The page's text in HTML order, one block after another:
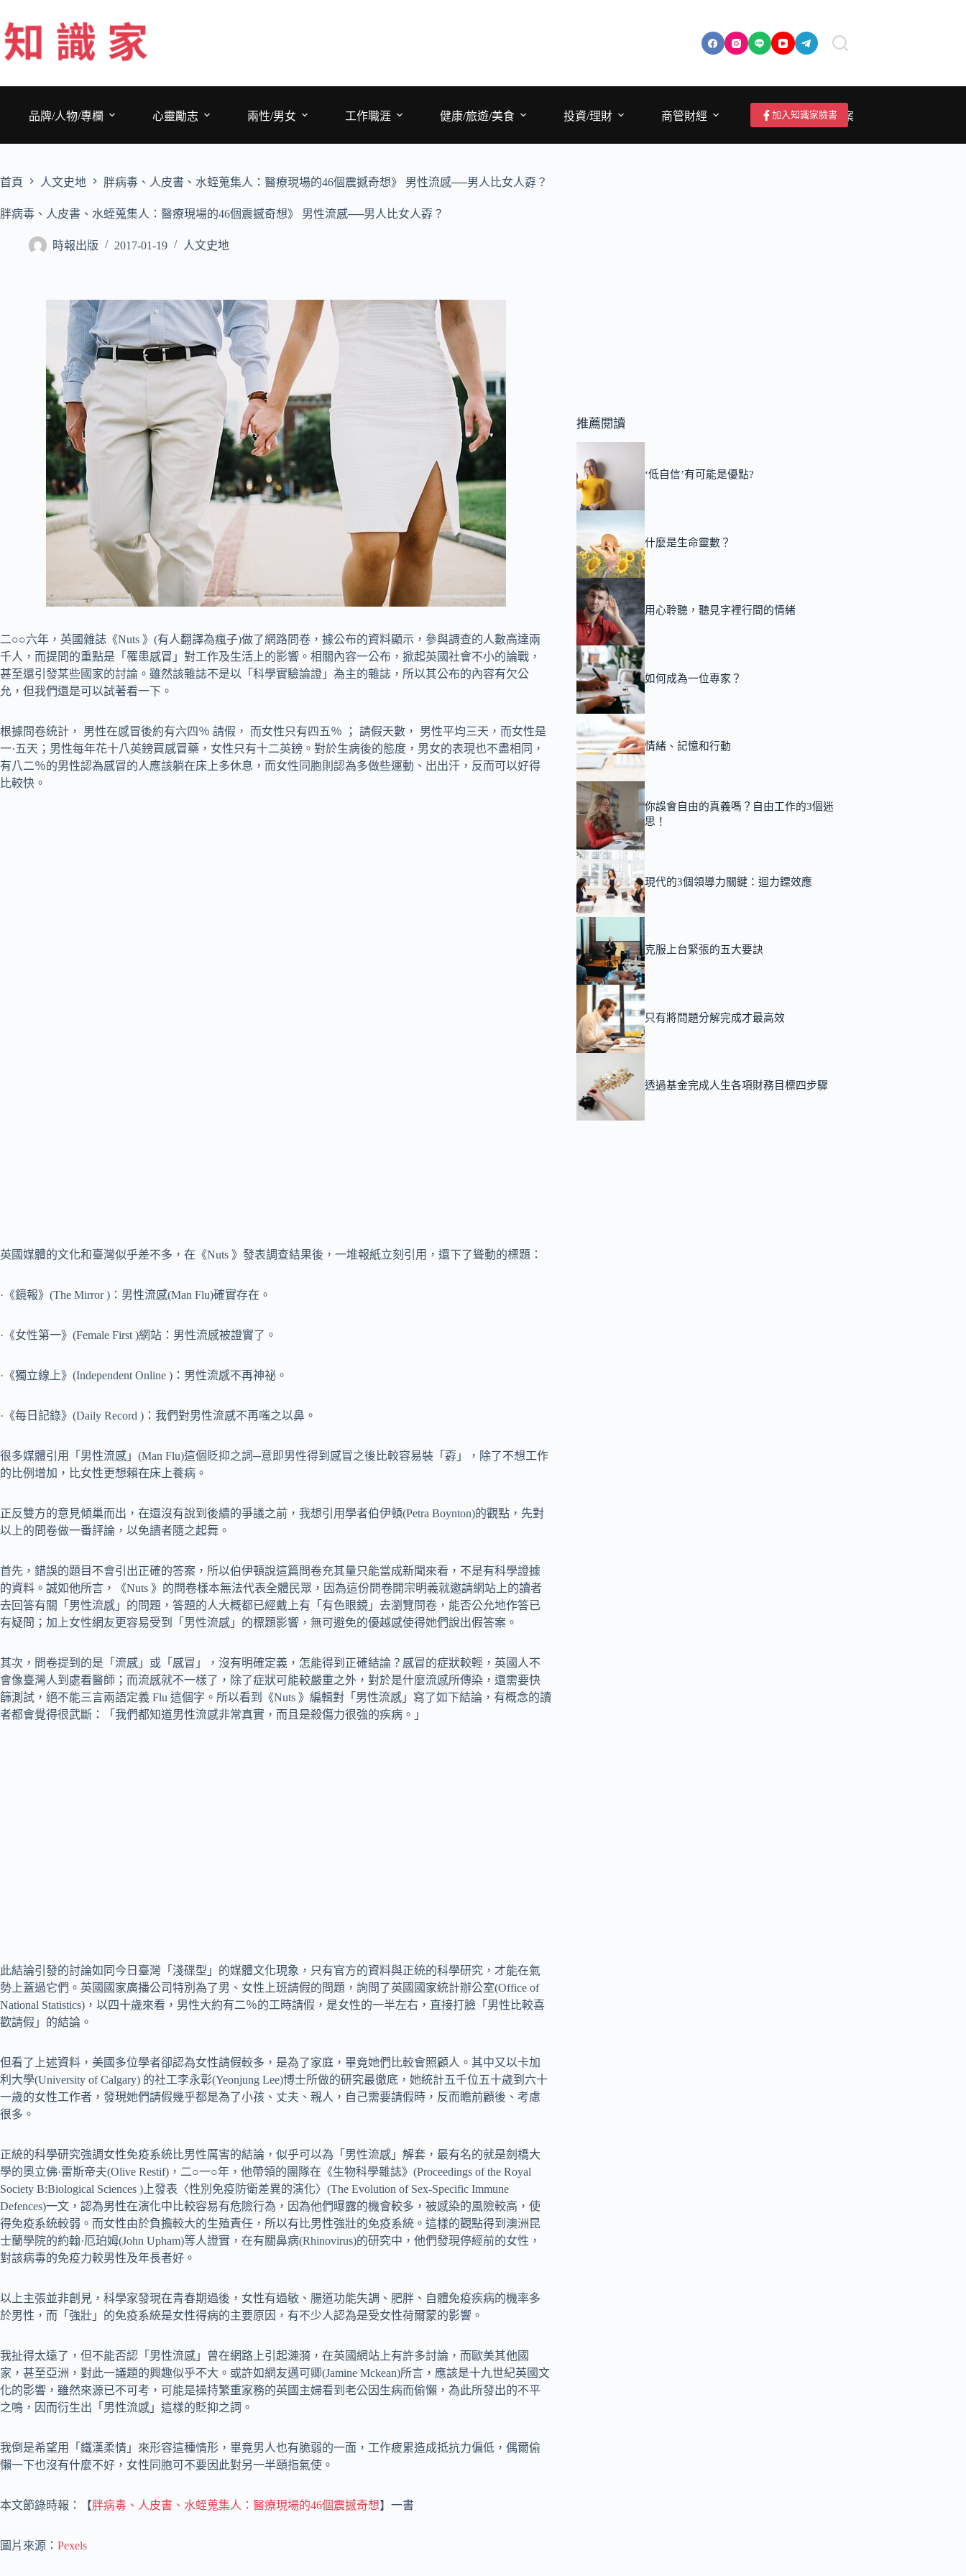
至
主
要
品牌/人物/專欄
心靈勵志 兩性/男女 工作職涯 健康/旅遊/美食 投資/理財 商管財經 成為作者/投稿/提案
加入知識家臉書
首頁 人文史地 胖病毒、人皮書、水蛭蒐集人：醫療現場的46個震撼奇想》 男性流感──男人比女人孬？
胖病毒、人皮書、水蛭蒐集人：醫療現場的46個震撼奇想》 男性流感──男人比女人孬？
時報出版 2017-01-19 人文史地
二○○六年，英國雜誌《Nuts 》(有人翻譯為瘋子)做了網路問卷，據公布的資料顯示，參與調查的人數高達兩
千人，而提問的重點是「罹患感冒」對工作及生活上的影響。相關內容一公布，掀起英國社會不小的論戰，
甚至還引發某些國家的討論。雖然該雜誌不是以「科學實驗論證」為主的雜誌，所以其公布的內容有欠公
允，但我們還是可以試著看一下。
根據問卷統計， 男性在感冒後約有六四％ 請假， 而女性只有四五％ ； 請假天數， 男性平均三天，而女性是
一·五天；男性每年花十八英鎊買感冒藥，女性只有十二英鎊。對於生病後的態度，男女的表現也不盡相同，
有八二％的男性認為感冒的人應該躺在床上多休息，而女性同胞則認為多做些運動、出出汗，反而可以好得
比較快。
英國媒體的文化和臺灣似乎差不多，在《Nuts 》發表調查結果後，一堆報紙立刻引用，還下了聳動的標題：
·《鏡報》(The Mirror )：男性流感(Man Flu)確實存在。
·《女性第一》(Female First )網站：男性流感被證實了。
·《獨立線上》(Independent Online )：男性流感不再神祕。
·《每日記錄》(Daily Record )：我們對男性流感不再嗤之以鼻。
很多媒體引用「男性流感」(Man Flu)這個貶抑之詞─意即男性得到感冒之後比較容易裝「孬」，除了不想工作
的比例增加，比女性更想賴在床上養病。
正反雙方的意見傾巢而出，在還沒有說到後續的爭議之前，我想引用學者伯伊頓(Petra Boynton)的觀點，先對
以上的問卷做一番評論，以免讀者隨之起舞。
首先，錯誤的題目不會引出正確的答案，所以伯伊頓說這篇問卷充其量只能當成新聞來看，不是有科學證據
的資料。誠如他所言，《Nuts 》的問卷樣本無法代表全體民眾，因為這份問卷開宗明義就邀請網站上的讀者
去回答有關「男性流感」的問題，答題的人大概都已經戴上有「有色眼鏡」去瀏覽問卷，能否公允地作答已
有疑問；加上女性網友更容易受到「男性流感」的標題影響，無可避免的優越感使得她們說出假答案。
其次，問卷提到的是「流感」或「感冒」，沒有明確定義，怎能得到正確結論？感冒的症狀較輕，英國人不
會像臺灣人到處看醫師；而流感就不一樣了，除了症狀可能較嚴重之外，對於是什麼流感所傳染，還需要快
篩測試，絕不能三言兩語定義 Flu 這個字。所以看到《Nuts 》編輯對「男性流感」寫了如下結論，有概念的讀
者都會覺得很武斷：「我們都知道男性流感非常真實，而且是殺傷力很強的疾病。」
此結論引發的討論如同今日臺灣「淺碟型」的媒體文化現象，只有官方的資料與正統的科學研究，才能在氣
勢上蓋過它們。英國國家廣播公司特別為了男、女性上班請假的問題，詢問了英國國家統計辦公室(Office of
National Statistics)，以四十歲來看，男性大約有二％的工時請假，是女性的一半左右，直接打臉「男性比較喜
歡請假」的結論。
但看了上述資料，美國多位學者卻認為女性請假較多，是為了家庭，畢竟她們比較會照顧人。其中又以卡加
利大學(University of Calgary) 的社工李永彰(Yeonjung Lee)博士所做的研究最徹底，她統計五千位五十歲到六十
一歲的女性工作者，發現她們請假幾乎都是為了小孩、丈夫、親人，自己需要請假時，反而瞻前顧後、考慮
很多。
正統的科學研究強調女性免疫系統比男性厲害的結論，似乎可以為「男性流感」解套，最有名的就是劍橋大
學的奧立佛·雷斯帝夫(Olive Restif)，二○一○年，他帶領的團隊在《生物科學雜誌》(Proceedings of the Royal
Society B:Biological Sciences )上發表〈性別免疫防衛差異的演化〉(The Evolution of Sex-Specific Immune
Defences)一文，認為男性在演化中比較容易有危險行為，因為他們曝露的機會較多，被感染的風險較高，使
得免疫系統較弱。而女性由於負擔較大的生殖責任，所以有比男性強壯的免疫系統。這樣的觀點得到澳洲昆
士蘭學院的約翰·厄珀姆(John Upham)等人證實，在有關鼻病(Rhinovirus)的研究中，他們發現停經前的女性，
對該病毒的免疫力較男性及年長者好。
以上主張並非創見，科學家發現在青春期過後，女性有過敏、腸道功能失調、肥胖、自體免疫疾病的機率多
於男性，而「強壯」的免疫系統是女性得病的主要原因，有不少人認為是受女性荷爾蒙的影響。
我扯得太遠了，但不能否認「男性流感」曾在網路上引起漣漪，在英國網站上有許多討論，而歐美其他國
家，甚至亞洲，對此一議題的興趣似乎不大。或許如網友邁可卿(Jamine Mckean)所言，應該是十九世紀英國文
化的影響，雖然來源已不可考，可能是操持繁重家務的英國主婦看到老公因生病而偷懶，為此所發出的不平
之鳴，因而衍生出「男性流感」這樣的貶抑之詞。
我倒是希望用「鐵漢柔情」來形容這種情形，畢竟男人也有脆弱的一面，工作疲累造成抵抗力偏低，偶爾偷
懶一下也沒有什麼不好，女性同胞可不要因此對另一半頤指氣使。
本文節錄時報：【胖病毒、人皮書、水蛭蒐集人：醫療現場的46個震撼奇想】一書
圖片來源： Pexels
推薦閱讀
‘低自信’有可能是優點?
什麼是生命靈數？
用心聆聽，聽見字裡行間的情緒
如何成為一位專家？
情緒、記憶和行動
你誤會自由的真義嗎？自由工作的3個迷
思！
現代的3個領導力關鍵：迴力鏢效應
克服上台緊張的五大要訣
只有將問題分解完成才最高效
透過基金完成人生各項財務目標四步驟